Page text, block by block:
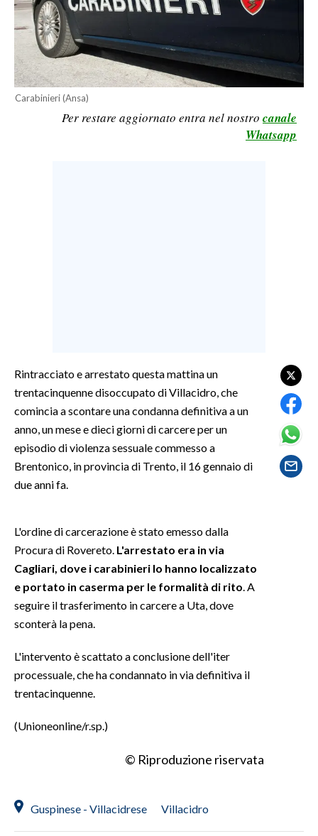
BANDI
SPORT IN SARDEGNA
SPORT
SALUTE
SARDEGNA TURISMO
SARDI NEL MONDO
NOTIZIE
#CARAUNIONE
3 MINUTI CON
INSULARITÀ
ABBONATI
PUBBLICITÀ
Carabinieri (Ansa)
Per restare aggiornato entra nel nostro canale
Whatsapp
Rintracciato e arrestato questa mattina un
trentacinquenne disoccupato di Villacidro, che
comincia a scontare una condanna definitiva a un
anno, un mese e dieci giorni di carcere per un
episodio di violenza sessuale commesso a
Brentonico, in provincia di Trento, il 16 gennaio di
due anni fa.
L'ordine di carcerazione è stato emesso dalla
Procura di Rovereto. L'arrestato era in via
Cagliari, dove i carabinieri lo hanno localizzato
e portato in caserma per le formalità di rito . A
seguire il trasferimento in carcere a Uta, dove
sconterà la pena.
L'intervento è scattato a conclusione dell'iter
processuale, che ha condannato in via definitiva il
trentacinquenne.
(Unioneonline/r.sp.)
© Riproduzione riservata
Guspinese - Villacidrese Villacidro